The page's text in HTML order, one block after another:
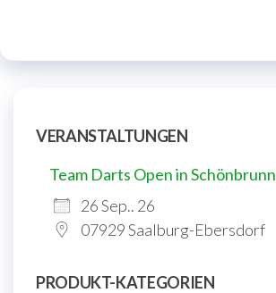
VERANSTALTUNGEN
Team Darts Open in Schönbrunn
26 Sep.. 26
07929 Saalburg-Ebersdorf
PRODUKT-KATEGORIEN